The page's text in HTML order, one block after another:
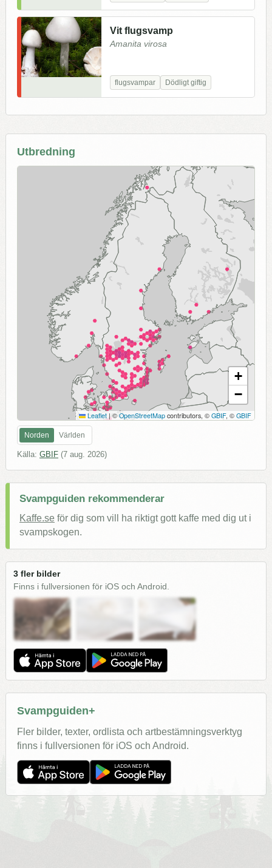
Vit flugsvamp
Amanita virosa
flugsvampar Dödligt giftig
Utbredning
+
−
Leaflet |©OpenStreetMap contributors, © GBIF, © GBIF
Norden Världen
Källa: GBIF (7 aug. 2026)
Svampguiden rekommenderar
Kaffe.se för dig som vill ha riktigt gott kaffe med dig ut i
svampskogen.
3 fler bilder
Finns i fullversionen för iOS och Android.
Svampguiden+
Fler bilder, texter, ordlista och artbestämningsverktyg
finns i fullversionen för iOS och Android.